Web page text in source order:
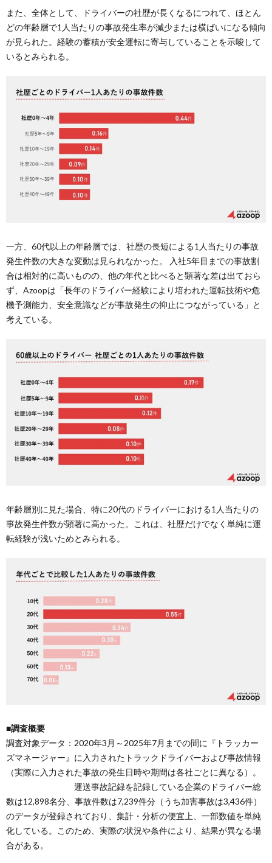
また、全体として、ドライバーの社歴が長くなるにつれて、ほとん
どの年齢層で1人当たりの事故発生率が減少または横ばいになる傾向
が見られた。経験の蓄積が安全運転に寄与していることを示唆して
いるとみられる。
一方、60代以上の年齢層では、社歴の長短による1人当たりの事故
発生件数の大きな変動は見られなかった。 入社5年目までの事故割
合は相対的に高いものの、他の年代と比べると顕著な差は出ておら
ず、Azoopは「長年のドライバー経験により培われた運転技術や危
機予測能力、安全意識などが事故発生の抑止につながっている」と
考えている。
年齢層別に見た場合、特に20代のドライバーにおける1人当たりの
事故発生件数が顕著に高かった。これは、社歴だけでなく単純に運
転経験が浅いためとみられる。
■調査概要
調査対象データ：2020年3月～2025年7月までの間に『トラッカー
ズマネージャー』に入力されたトラックドライバーおよび事故情報
（実際に入力された事故の発生日時や期間は各社ごとに異なる）。
運送事故記録を記録している企業のドライバー総
数は12,898名分、事故件数は7,239件分（うち加害事故は3,436件）
のデータが登録されており、集計・分析の便宜上、一部数値を単純
化している。このため、実際の状況や条件により、結果が異なる場
合がある。